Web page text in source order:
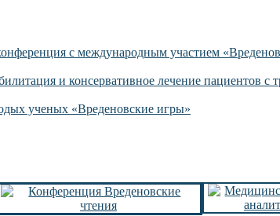
с международным участием
и консервативное лечение пациентов
ученых «Вреденовские игры»